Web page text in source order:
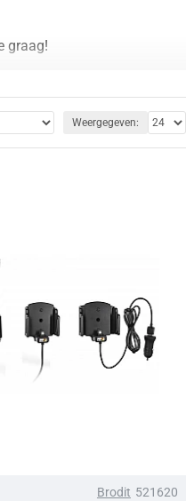
graag!
Weergegeven:
Brodit 521620